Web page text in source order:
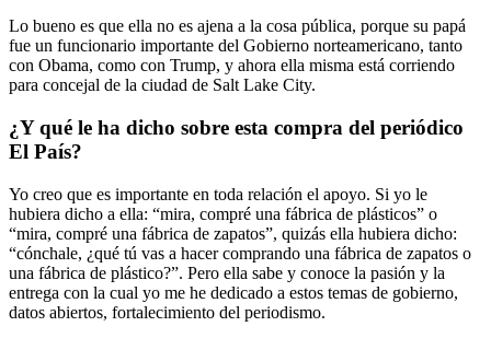
Lo bueno es que ella no es ajena a la cosa pública, porque su papá
fue un funcionario importante del Gobierno norteamericano, tanto
con Obama, como con Trump, y ahora ella misma está corriendo
para concejal de la ciudad de Salt Lake City.
¿Y qué le ha dicho sobre esta compra del periódico
El País?
Yo creo que es importante en toda relación el apoyo. Si yo le
hubiera dicho a ella: “mira, compré una fábrica de plásticos” o
“mira, compré una fábrica de zapatos”, quizás ella hubiera dicho:
“cónchale, ¿qué tú vas a hacer comprando una fábrica de zapatos o
una fábrica de plástico?”. Pero ella sabe y conoce la pasión y la
entrega con la cual yo me he dedicado a estos temas de gobierno,
datos abiertos, fortalecimiento del periodismo.